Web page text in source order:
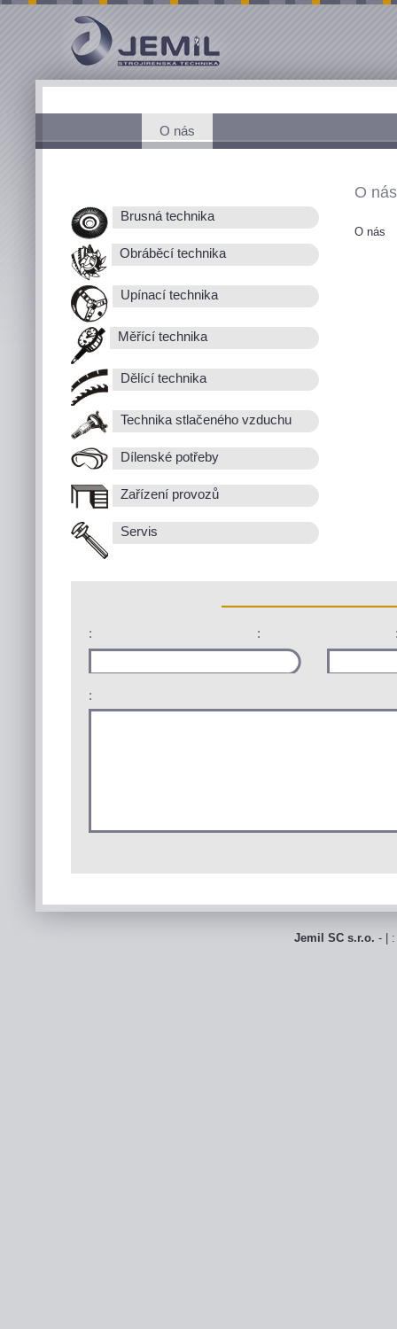
O nás
Brusná technika
Obráběcí technika
Upínací technika
Měřící technika
Dělící technika
Technika stlačeného vzduchu
Dílenské potřeby
Zařízení provozů
Servis
O nás
O nás
: :
:
Jemil SC s.r.o. - |